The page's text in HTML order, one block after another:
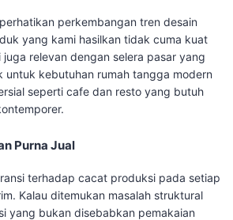
perkembangan tren desain
yang kami hasilkan tidak cuma kuat
relevan dengan selera pasar yang
kebutuhan rumah tangga modern
seperti cafe dan resto yang butuh
Purna Jual
terhadap cacat produksi pada setiap
Kalau ditemukan masalah struktural
yang bukan disebabkan pemakaian